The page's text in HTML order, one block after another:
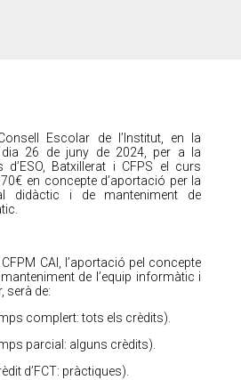
Escolar de l’Institut, en la
dia 26 de juny de 2024, per a la
Batxillerat i CFPS el curs
en concepte d’aportació per la
didàctic i de manteniment de
CAI, l’aportació pel concepte
de l’equip informàtic i
serà de:
complert: tots els crèdits).
parcial: alguns crèdits).
d’FCT: pràctiques).